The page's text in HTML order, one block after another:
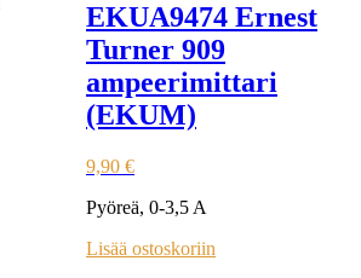
EKUA9474 Ernest
Turner 909
ampeerimittari
(EKUM)
9,90 €
Pyöreä, 0-3,5 A
Lisää ostoskoriin